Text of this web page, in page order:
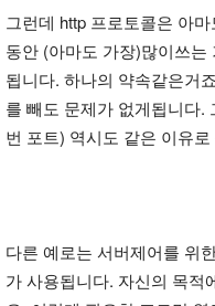
그런데 http 프로토콜은 아
동안 (아마도 가장)많이쓰
됩니다. 하나의 약속같은거
를 빼도 문제가 없게됩니다.
번 포트) 역시도 같은 이유
다른 예로는 서버제어를 위
가 사용됩니다. 자신의 목적